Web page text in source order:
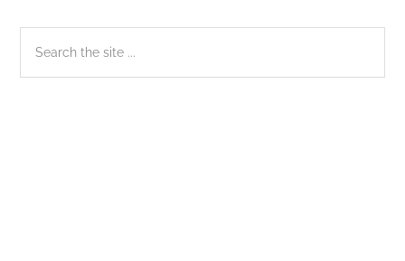
Sidebar
chính
the